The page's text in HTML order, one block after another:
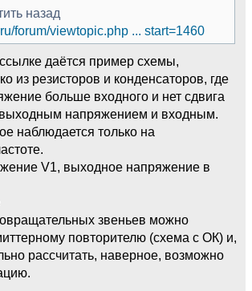
назад
forum/viewtopic.php ... start=1460
даётся пример схемы,
из резисторов и конденсаторов, где
больше входного и нет сдвига
напряжением и входным.
наблюдается только на
V1, выходное напряжение в
звеньев можно
повторителю (схема с ОК) и,
рассчитать, наверное, возможно